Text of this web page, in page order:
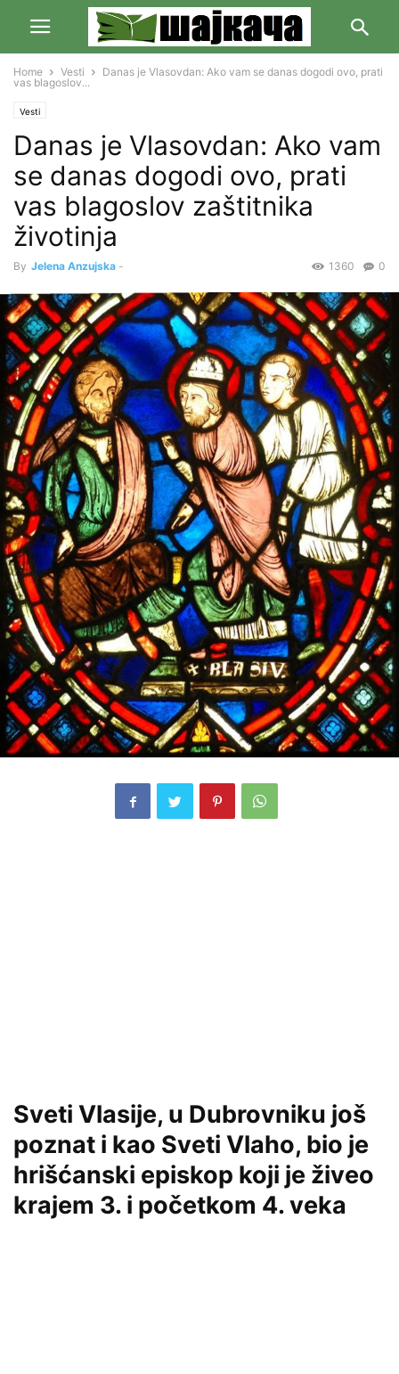
Home Vesti
Danas je Vlasovdan: Ako vam se danas dogodi ovo, prati
vas blagoslov...
Vesti
Danas je Vlasovdan: Ako vam
se danas dogodi ovo, prati
vas blagoslov zaštitnika
životinja
By Jelena Anzujska - 0
1360
Sveti Vlasije, u Dubrovniku još
poznat i kao Sveti Vlaho, bio je
hrišćanski episkop koji je živeo
krajem 3. i početkom 4. veka